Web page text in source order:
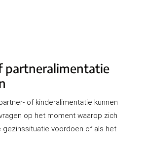
partneralimentatie
of kinderalimentatie kunnen
op het moment waarop zich
gezinssituatie voordoen of als het